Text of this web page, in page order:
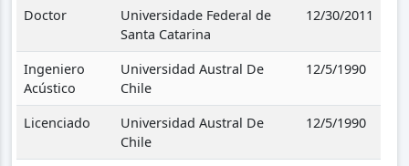
Doctor
Universidade Federal de
Santa Catarina
12/30/2011
Ingeniero
Acústico
Universidad Austral De
Chile
12/5/1990
Licenciado
Universidad Austral De
Chile
12/5/1990